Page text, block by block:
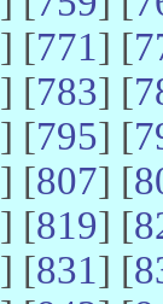
] [771] [
] [783] [
] [795] [
] [807] [
] [819] [
] [831] [